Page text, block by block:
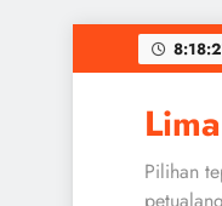
to
Pilihan